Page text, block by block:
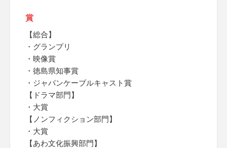
賞
【総合】
・グランプリ
・映像賞
・徳島県知事賞
・ジャパンケーブルキャスト賞
【ドラマ部門】
・大賞
【ノンフィクション部門】
・大賞
【あわ文化振興部門】